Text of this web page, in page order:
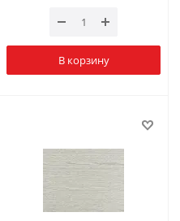
В корзину